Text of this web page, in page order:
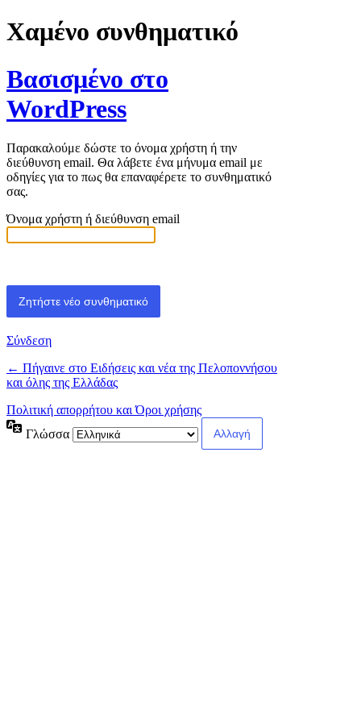
Χαμένο συνθηματικό
Βασισμένο στο
WordPress
Παρακαλούμε δώστε το όνομα χρήστη ή την
διεύθυνση email. Θα λάβετε ένα μήνυμα email με
οδηγίες για το πως θα επαναφέρετε το συνθηματικό
σας.
Όνομα χρήστη ή διεύθυνση email
Σύνδεση
← Πήγαινε στο Ειδήσεις και νέα της Πελοποννήσου
και όλης της Ελλάδας
Πολιτική απορρήτου και Όροι χρήσης
Γλώσσα